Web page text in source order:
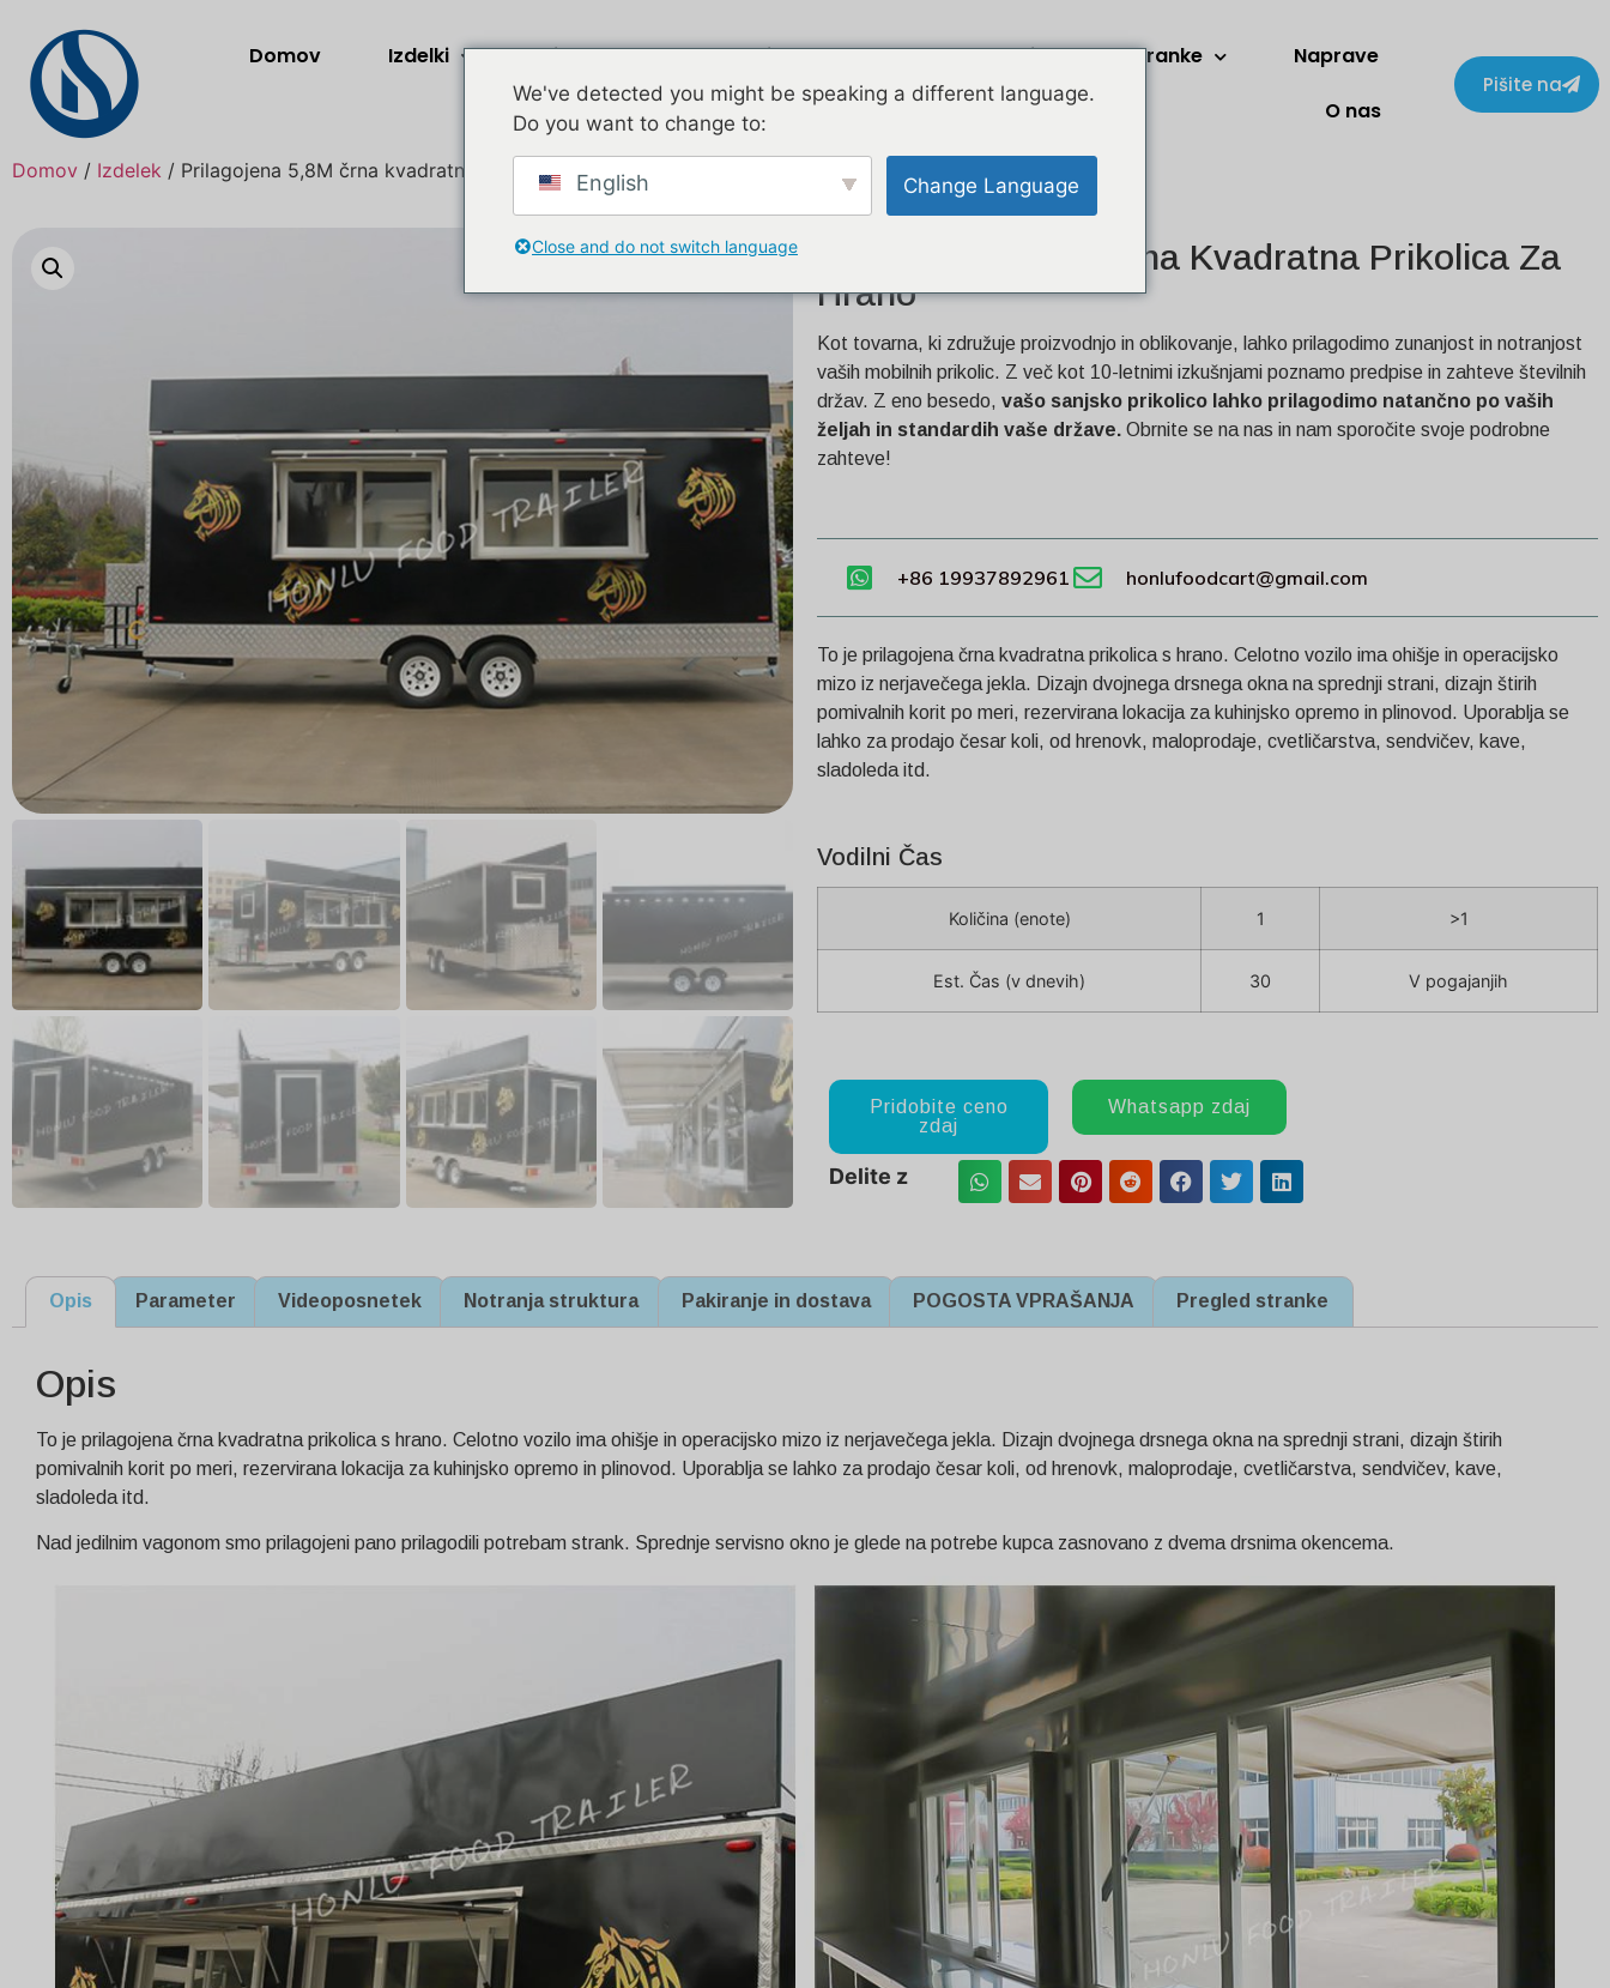
Domov Izdelki Airstream Pocinkano Dve zgodbi Stranke
Naprave
O nas
Pišite na
Domov / Izdelek / Prilagojena 5,8M črna kvadratna prikolica za hrano
Prilagojena 5.8M Črna Kvadratna Prikolica Za
Hrano
Kot tovarna, ki združuje proizvodnjo in oblikovanje, lahko prilagodimo zunanjost in notranjost
vaših mobilnih prikolic. Z več kot 10-letnimi izkušnjami poznamo predpise in zahteve številnih
držav. Z eno besedo, vašo sanjsko prikolico lahko prilagodimo natančno po vaših
željah in standardih vaše države. Obrnite se na nas in nam sporočite svoje podrobne
zahteve!
+86 19937892961 honlufoodcart@gmail.com
To je prilagojena črna kvadratna prikolica s hrano. Celotno vozilo ima ohišje in operacijsko
mizo iz nerjavečega jekla. Dizajn dvojnega drsnega okna na sprednji strani, dizajn štirih
pomivalnih korit po meri, rezervirana lokacija za kuhinjsko opremo in plinovod. Uporablja se
lahko za prodajo česar koli, od hrenovk, maloprodaje, cvetličarstva, sendvičev, kave,
sladoleda itd.
Vodilni Čas
Količina (enote) 1 >1
Est. Čas (v dnevih) 30 V pogajanjih
Pridobite ceno
zdaj
Whatsapp zdaj
Delite z
Opis Parameter Videoposnetek Notranja struktura Pakiranje in dostava POGOSTA VPRAŠANJA Pregled stranke
Opis
To je prilagojena črna kvadratna prikolica s hrano. Celotno vozilo ima ohišje in operacijsko mizo iz nerjavečega jekla. Dizajn dvojnega drsnega okna na sprednji strani, dizajn štirih
pomivalnih korit po meri, rezervirana lokacija za kuhinjsko opremo in plinovod. Uporablja se lahko za prodajo česar koli, od hrenovk, maloprodaje, cvetličarstva, sendvičev, kave,
sladoleda itd.
Nad jedilnim vagonom smo prilagojeni pano prilagodili potrebam strank. Sprednje servisno okno je glede na potrebe kupca zasnovano z dvema drsnima okencema.
We've detected you might be speaking a different language.
Do you want to change to:
English Change Language
Close and do not switch language